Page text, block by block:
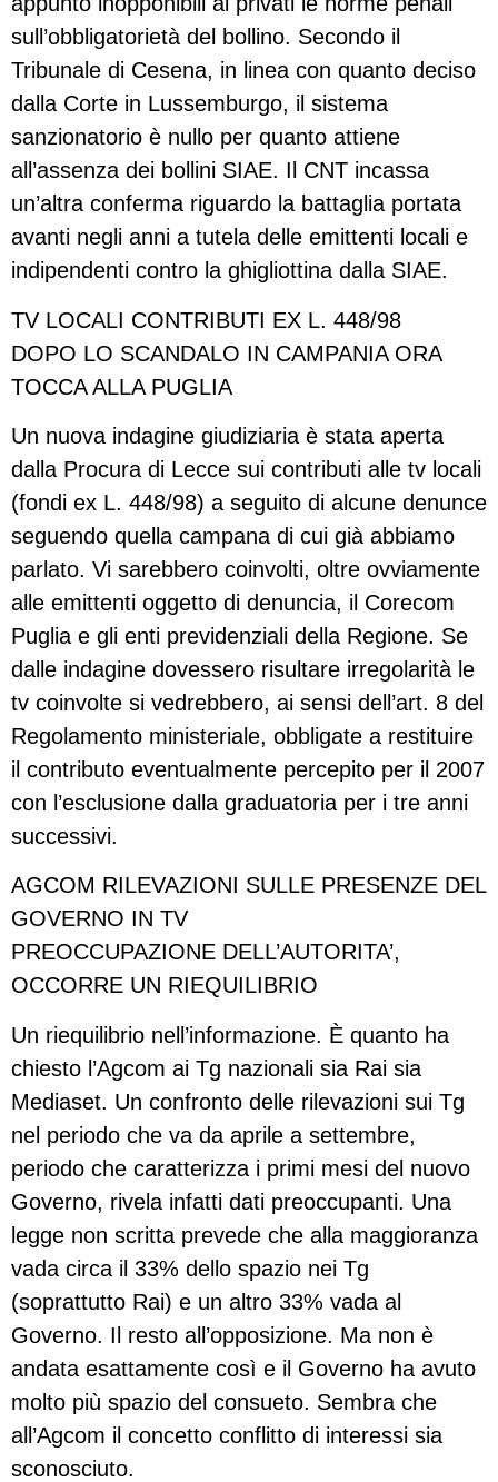
sull’obbligatorietà del bollino. Secondo il
Tribunale di Cesena, in linea con quanto deciso
dalla Corte in Lussemburgo, il sistema
sanzionatorio è nullo per quanto attiene
all’assenza dei bollini SIAE. Il CNT incassa
un’altra conferma riguardo la battaglia portata
avanti negli anni a tutela delle emittenti locali e
indipendenti contro la ghigliottina dalla SIAE.
TV LOCALI CONTRIBUTI EX L. 448/98
DOPO LO SCANDALO IN CAMPANIA ORA
TOCCA ALLA PUGLIA
Un nuova indagine giudiziaria è stata aperta
dalla Procura di Lecce sui contributi alle tv locali
(fondi ex L. 448/98) a seguito di alcune denunce
seguendo quella campana di cui già abbiamo
parlato. Vi sarebbero coinvolti, oltre ovviamente
alle emittenti oggetto di denuncia, il Corecom
Puglia e gli enti previdenziali della Regione. Se
dalle indagine dovessero risultare irregolarità le
tv coinvolte si vedrebbero, ai sensi dell’art. 8 del
Regolamento ministeriale, obbligate a restituire
il contributo eventualmente percepito per il 2007
con l’esclusione dalla graduatoria per i tre anni
successivi.
AGCOM RILEVAZIONI SULLE PRESENZE DEL
GOVERNO IN TV
PREOCCUPAZIONE DELL’AUTORITA’,
OCCORRE UN RIEQUILIBRIO
Un riequilibrio nell’informazione. È quanto ha
chiesto l’Agcom ai Tg nazionali sia Rai sia
Mediaset. Un confronto delle rilevazioni sui Tg
nel periodo che va da aprile a settembre,
periodo che caratterizza i primi mesi del nuovo
Governo, rivela infatti dati preoccupanti. Una
legge non scritta prevede che alla maggioranza
vada circa il 33% dello spazio nei Tg
(soprattutto Rai) e un altro 33% vada al
Governo. Il resto all’opposizione. Ma non è
andata esattamente così e il Governo ha avuto
molto più spazio del consueto. Sembra che
all’Agcom il concetto conflitto di interessi sia
sconosciuto.